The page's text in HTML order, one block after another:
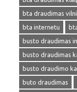
bta draudimas
bta internetu
busto draudimas
busto draudimas
busto draudimo
buto draudimas